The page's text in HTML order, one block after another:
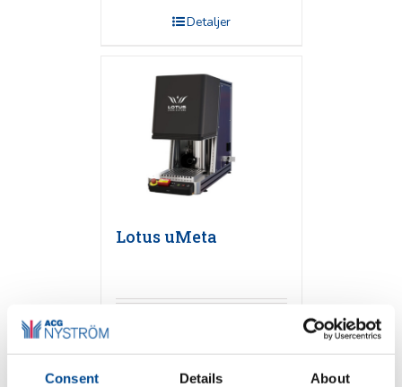
Consent Details About
Detaljer
Lotus uMeta